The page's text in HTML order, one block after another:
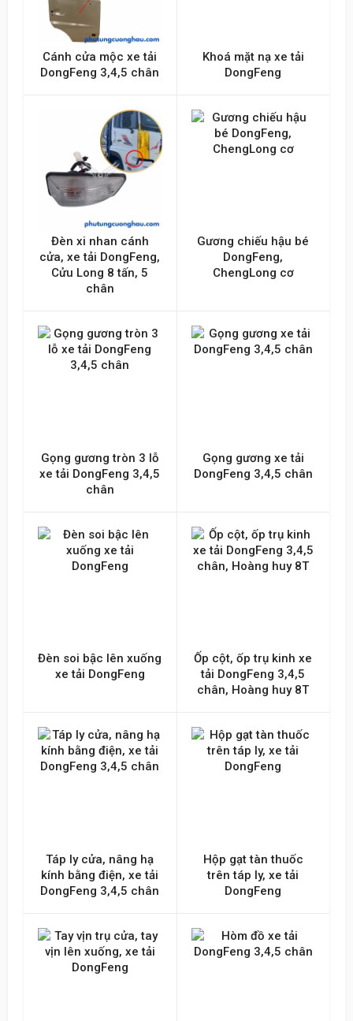
Cánh cửa mộc xe tải
DongFeng 3,4,5 chân
Khoá mặt nạ xe tải
DongFeng
Đèn xi nhan cánh
cửa, xe tải DongFeng,
Cửu Long 8 tấn, 5
chân
Gương chiếu hậu bé
DongFeng,
ChengLong cơ
Gọng gương tròn 3 lỗ
xe tải DongFeng 3,4,5
chân
Gọng gương xe tải
DongFeng 3,4,5 chân
Đèn soi bậc lên xuống
xe tải DongFeng
Ốp cột, ốp trụ kinh xe
tải DongFeng 3,4,5
chân, Hoàng huy 8T
Táp ly cửa, nâng hạ
kính bằng điện, xe tải
DongFeng 3,4,5 chân
Hộp gạt tàn thuốc
trên táp ly, xe tải
DongFeng